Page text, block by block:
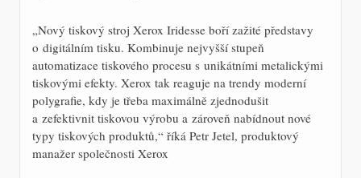
„Nový tiskový stroj Xerox Iridesse boří zažité představy
o digitálním tisku. Kombinuje nejvyšší stupeň
automatizace tiskového procesu s unikátními metalickými
tiskovými efekty. Xerox tak reaguje na trendy moderní
polygrafie, kdy je třeba maximálně zjednodušit
a zefektivnit tiskovou výrobu a zároveň nabídnout nové
typy tiskových produktů,“ říká Petr Jetel, produktový
manažer společnosti Xerox